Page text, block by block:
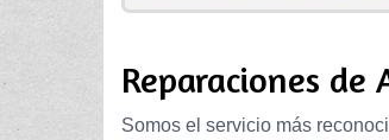
Reparaciones
Somos el servicio más